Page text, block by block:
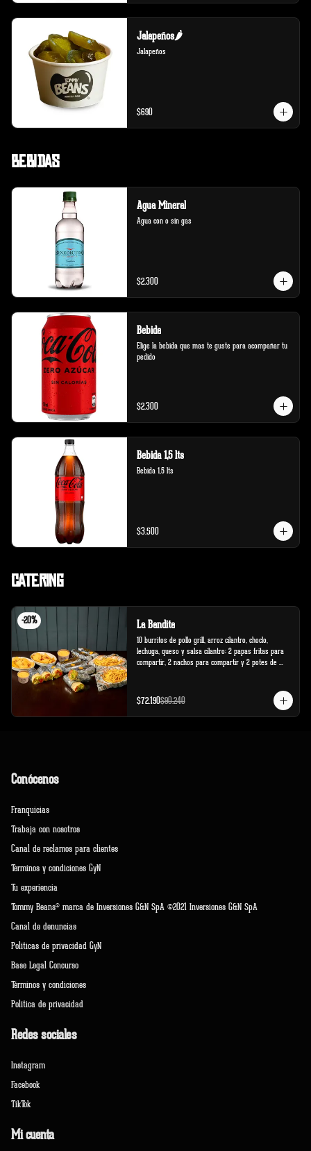
Jalapeños🌶️
Jalapeños
$690
Bebidas
Agua Mineral
Agua con o sin gas
$2.300
Bebida
Elige la bebida que mas te guste para acompañar tu
pedido
$2.300
Bebida 1,5 lts
Bebida 1,5 lts
$3.500
Catering
-20% La Bandita
10 burritos de pollo grill, arroz cilantro, choclo,
lechuga, queso y salsa cilantro; 2 papas fritas para
compartir, 2 nachos para compartir y 2 potes de
$72.190$90.240
Conócenos
Franquicias
Trabaja con nosotros
Canal de reclamos para clientes
Terminos y condiciones GyN
Tu experiencia
Tommy Beans® marca de Inversiones G&N SpA ©2021 Inversiones G&N SpA
Canal de denuncias
Políticas de privacidad GyN
Base Legal Concurso
Términos y condiciones
Política de privacidad
Redes sociales
Instagram
Facebook
TikTok
Mi cuenta